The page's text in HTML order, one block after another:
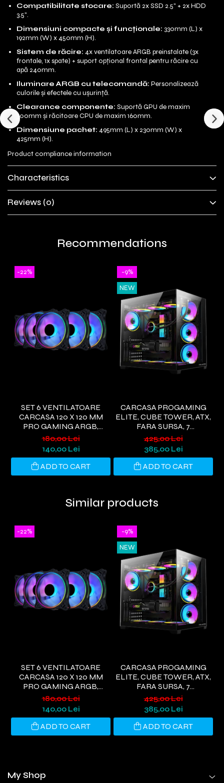
Compatibilitate stocare: Suportă 2x SSD 2.5" + 2x HDD
3.5".
Dimensiuni compacte și funcționale: 330mm (L) x
192mm (W) x 450mm (H).
Sistem de răcire: 4x ventilatoare ARGB preinstalate (3x
frontale, 1x spate) + suport opțional frontal pentru răcire cu
apă 240mm.
Iluminare ARGB cu telecomandă: Personalizează
culorile și efectele cu ușurință.
Clearance componente: Suportă GPU de maxim
300mm și răcitoare CPU de maxim 160mm.
Dimensiune pachet: 495mm (L) x 230mm (W) x
425mm (H).
Product compliance information
Characteristics
Reviews (0)
Recommendations
-22%
SET 6 VENTILATOARE
CARCASA 120 X 120 MM
PRO GAMING ARGB,
CONTROLLER PWM,
TELECOMANDA
180,00 Lei
140,00 Lei
ADD TO CART
-9%
NEW
CARCASA PROGAMING
ELITE, CUBE TOWER, ATX,
FARA SURSA, 7
VENTILATOARE ARGB,
NEGRU
425,00 Lei
385,00 Lei
ADD TO CART
Similar products
-22%
SET 6 VENTILATOARE
CARCASA 120 X 120 MM
PRO GAMING ARGB,
CONTROLLER PWM,
TELECOMANDA
180,00 Lei
140,00 Lei
ADD TO CART
-9%
NEW
CARCASA PROGAMING
ELITE, CUBE TOWER, ATX,
FARA SURSA, 7
VENTILATOARE ARGB,
NEGRU
425,00 Lei
385,00 Lei
ADD TO CART
My Shop